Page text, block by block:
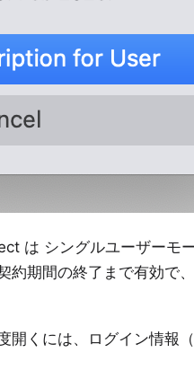
は シングルユーザーモ
期間の終了まで有効で、
開くには、ログイン情報